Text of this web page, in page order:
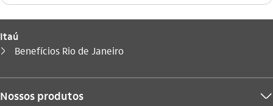
Itaú
seta_direita
Você está aqui:
Benefícios Rio de Janeiro
Nossos produtos seta_baixo